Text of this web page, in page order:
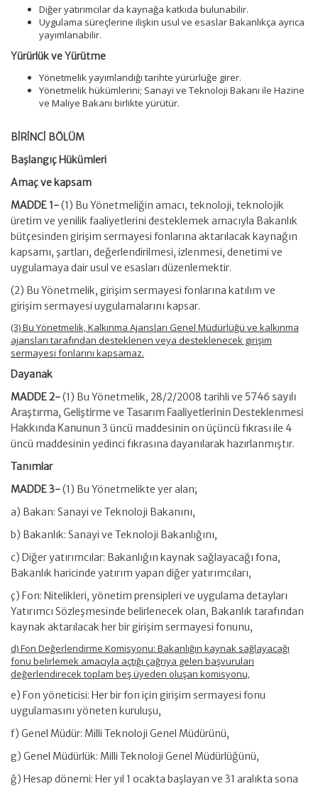
Diğer yatırımcılar da kaynağa katkıda bulunabilir.
Uygulama süreçlerine ilişkin usul ve esaslar Bakanlıkça ayrıca
yayımlanabilir.
Yürürlük ve Yürütme
Yönetmelik yayımlandığı tarihte yürürlüğe girer.
Yönetmelik hükümlerini; Sanayi ve Teknoloji Bakanı ile Hazine
ve Maliye Bakanı birlikte yürütür.
BİRİNCİ BÖLÜM
Başlangıç Hükümleri
Amaç ve kapsam
MADDE 1-(1) Bu Yönetmeliğin amacı, teknoloji, teknolojik
üretim ve yenilik faaliyetlerini desteklemek amacıyla Bakanlık
bütçesinden girişim sermayesi fonlarına aktarılacak kaynağın
kapsamı, şartları, değerlendirilmesi, izlenmesi, denetimi ve
uygulamaya dair usul ve esasları düzenlemektir.
(2) Bu Yönetmelik, girişim sermayesi fonlarına katılım ve
girişim sermayesi uygulamalarını kapsar.
(3) Bu Yönetmelik, Kalkınma Ajansları Genel Müdürlüğü ve kalkınma
ajansları tarafından desteklenen veya desteklenecek girişim
sermayesi fonlarını kapsamaz.
Dayanak
MADDE 2-(1) Bu Yönetmelik, 28/2/2008 tarihli ve 5746 sayılı
Araştırma, Geliştirme ve Tasarım Faaliyetlerinin Desteklenmesi
Hakkında Kanunun3 üncü maddesinin on üçüncü fıkrası ile 4
üncü maddesinin yedinci fıkrasına dayanılarak hazırlanmıştır.
Tanımlar
MADDE 3-(1) Bu Yönetmelikte yer alan;
a) Bakan: Sanayi ve Teknoloji Bakanını,
b) Bakanlık: Sanayi ve Teknoloji Bakanlığını,
c) Diğer yatırımcılar: Bakanlığın kaynak sağlayacağı fona,
Bakanlık haricinde yatırım yapan diğer yatırımcıları,
ç) Fon: Nitelikleri, yönetim prensipleri ve uygulama detayları
Yatırımcı Sözleşmesinde belirlenecek olan, Bakanlık tarafından
kaynak aktarılacak her bir girişim sermayesi fonunu,
d) Fon Değerlendirme Komisyonu: Bakanlığın kaynak sağlayacağı
fonu belirlemek amacıyla açtığı çağrıya gelen başvuruları
değerlendirecek toplam beş üyeden oluşan komisyonu,
e) Fon yöneticisi: Her bir fon için girişim sermayesi fonu
uygulamasını yöneten kuruluşu,
f) Genel Müdür: Milli Teknoloji Genel Müdürünü,
g) Genel Müdürlük: Milli Teknoloji Genel Müdürlüğünü,
ğ) Hesap dönemi: Her yıl 1 ocakta başlayan ve 31 aralıkta sona